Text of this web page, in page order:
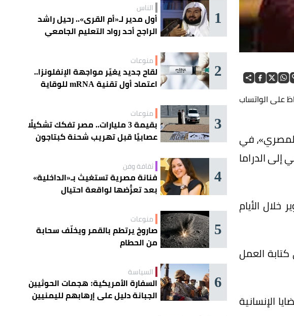
على الواتساب
المصري»، في
الدراما
الأيام
العمل
الإنسانية
1 الناس
أول مدير لـ«أم القرى».. رحيل راشد
الراجح أحد رواد التعليم الجامعي
2 منوعات
لقاح جديد يغيّر مواجهة الإنفلونزا..
اعتماد أول تقنية mRNA للوقاية
3 منوعات
بقيمة 3 مليارات.. مصر تفكك تشكيلًا
عصابيًا قبل تهريب شحنة كبتاجون
4 ثقافة وفن
فنانة مصرية تستغيث بـ«الداخلية»
بعد تعرُّضها لواقعة احتيال
5 منوعات
صاروخ يرتطم بالقمر ويخلّف سحابة
من الحطام
6 السياسة
السفارة الأمريكية: هجمات الحوثيين
الجبانة دليل على إرهابهم لليمنيين